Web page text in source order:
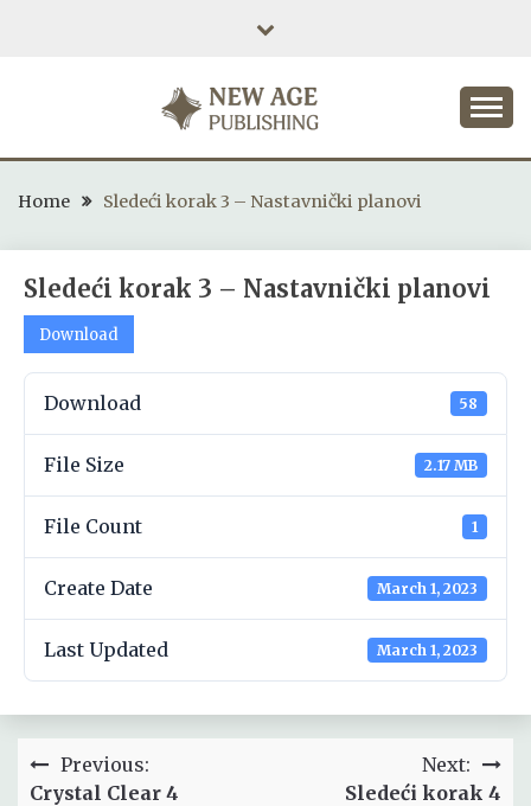
NEW AGE PUBLISHING
Home Sledeći korak 3 – Nastavnički planovi
Sledeći korak 3 – Nastavnički planovi
Download
Download 58
File Size 2.17 MB
File Count 1
Create Date March 1, 2023
Last Updated March 1, 2023
Post
navigation
Previous:
Crystal Clear 4
Next:
Sledeći korak 4